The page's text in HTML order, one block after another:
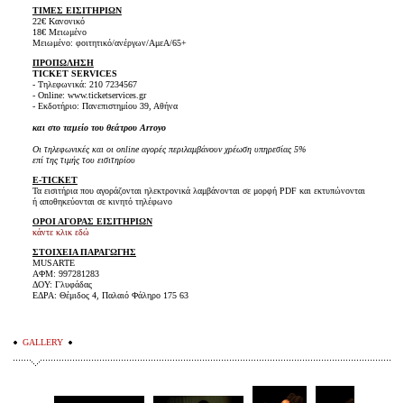
ΤΙΜΕΣ ΕΙΣΙΤΗΡΙΩΝ
22€ Κανονικό
18€ Μειωμένο
Μειωμένο: φοιτητικό/ανέργων/ΑμεΑ/65+
ΠΡΟΠΩΛΗΣΗ
TICKET SERVICES
- Τηλεφωνικά: 210 7234567
- Online: www.ticketservices.gr
- Εκδοτήριο: Πανεπιστημίου 39, Αθήνα
και στο ταμείο του θεάτρου Arroyo
Οι τηλεφωνικές και οι online αγορές περιλαμβάνουν χρέωση υπηρεσίας 5%
επί της τιμής του εισιτηρίου
E-TICKET
Τα εισιτήρια που αγοράζονται ηλεκτρονικά λαμβάνονται σε μορφή PDF και εκτυπώνονται
ή αποθηκεύονται σε κινητό τηλέφωνο
ΟΡΟΙ ΑΓΟΡΑΣ ΕΙΣΙΤΗΡΙΩΝ
κάντε κλικ εδώ
ΣΤΟΙΧΕΙΑ ΠΑΡΑΓΩΓΗΣ
MUSARTE
ΑΦΜ: 997281283
ΔΟΥ: Γλυφάδας
ΕΔΡΑ: Θέμιδος 4, Παλαιό Φάληρο 175 63
GALLERY